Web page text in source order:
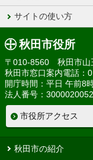
サイトの使い方
秋田市役所
〒010-8560 秋田市山
秋田市窓口案内電話
開庁時間：平日 午前8
法人番号：
市役所アクセス
秋田市の紹介